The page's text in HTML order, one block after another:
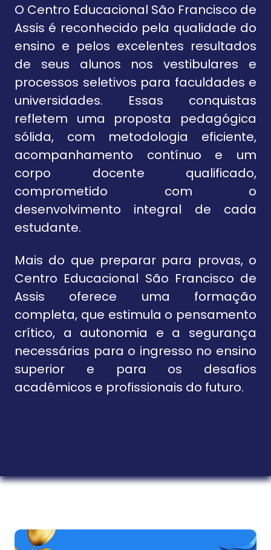
O Centro Educacional São Francisco de
Assis é reconhecido pela qualidade do
ensino e pelos excelentes resultados
de seus alunos nos vestibulares e
processos seletivos para faculdades e
universidades. Essas conquistas
refletem uma proposta pedagógica
sólida, com metodologia eficiente,
acompanhamento contínuo e um
corpo docente qualificado,
comprometido com o
desenvolvimento integral de cada
estudante.
Mais do que preparar para provas, o
Centro Educacional São Francisco de
Assis oferece uma formação
completa, que estimula o pensamento
crítico, a autonomia e a segurança
necessárias para o ingresso no ensino
superior e para os desafios
acadêmicos e profissionais do futuro.